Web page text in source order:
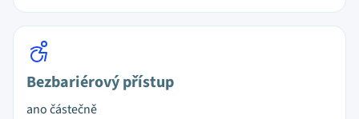
Bezbariérový přístup
ano částečně